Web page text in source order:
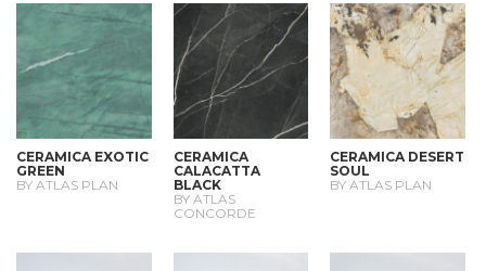
CERAMICA EXOTIC
GREEN
BY ATLAS PLAN
CERAMICA
CALACATTA
BLACK
BY ATLAS
CONCORDE
CERAMICA DESERT
SOUL
BY ATLAS PLAN